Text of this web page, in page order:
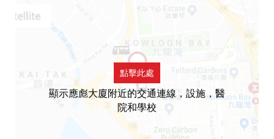
點擊此處
顯示應彪大廈附近的交通連線，設施，醫
院和學校